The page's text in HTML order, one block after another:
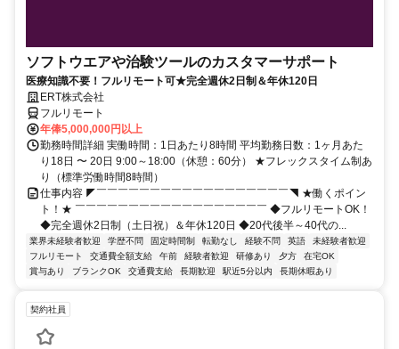
ソフトウエアや治験ツールのカスタマーサポート
医療知識不要！フルリモート可★完全週休2日制＆年休120日
ERT株式会社
フルリモート
年俸5,000,000円以上
勤務時間詳細 実働時間：1日あたり8時間 平均勤務日数：1ヶ月あた
り18日 〜 20日 9:00～18:00（休憩：60分） ★フレックスタイム制あ
り（標準労働時間8時間）
仕事内容 ◤￣￣￣￣￣￣￣￣￣￣￣￣￣￣￣￣￣￣◥ ★働くポイン
ト！★ ￣￣￣￣￣￣￣￣￣￣￣￣￣￣￣￣￣￣ ◆フルリモートOK！
◆完全週休2日制（土日祝）＆年休120日 ◆20代後半～40代の...
業界未経験者歓迎 学歴不問 固定時間制 転勤なし 経験不問 英語
未経験者歓迎
フルリモート
交通費全額支給 午前 経験者歓迎 研修あり 夕方
在宅OK
賞与あり
ブランクOK 交通費支給 長期歓迎 駅近5分以内 長期休暇あり
契約社員